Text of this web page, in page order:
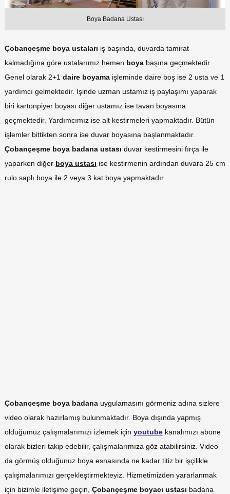
Boya Badana Ustası
Çobançeşme boya ustaları iş başında, duvarda tamirat
kalmadığına göre ustalarımız hemen boya başına geçmektedir.
Genel olarak 2+1 daire boyama işleminde daire boş ise 2 usta ve 1
yardımcı gelmektedir. İşinde uzman ustamız iş paylaşımı yaparak
biri kartonpiyer boyası diğer ustamız ise tavan boyasına
geçmektedir. Yardımcımız ise alt kestirmeleri yapmaktadır. Bütün
işlemler bittikten sonra ise duvar boyasına başlanmaktadır.
Çobançeşme boya badana ustası duvar kestirmesini fırça ile
yaparken diğer boya ustası ise kestirmenin ardından duvara 25 cm
rulo saplı boya ile 2 veya 3 kat boya yapmaktadır.
Çobançeşme boya badana uygulamasını görmeniz adına sizlere
video olarak hazırlamış bulunmaktadır. Boya dışında yapmış
olduğumuz çalışmalarımızı izlemek için youtube kanalımızı abone
olarak bizleri takip edebilir, çalışmalarımıza göz atabilirsiniz. Video
da görmüş olduğunuz boya esnasında ne kadar titiz bir işçilikle
çalışmalarımızı gerçekleştirmekteyiz. Hizmetimizden yararlanmak
için bizimle iletişime geçin, Çobançeşme boyacı ustası badana